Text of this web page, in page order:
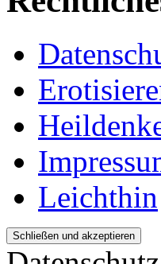
Leichthin